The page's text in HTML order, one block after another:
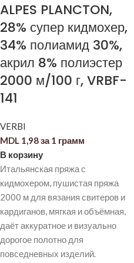
ALPES PLANCTON,
28% супер кидмохер,
34% полиамид 30%,
акрил 8% полиэстер
2000 м/100 г, VRBF-
141
VERBI
MDL 1,98за 1 грамм
В корзину
Итальянская пряжа с
кидмохером, пушистая пряжа
2000 м для вязания свитеров и
кардиганов, мягкая и объёмная,
даёт аккуратное и визуально
дорогое полотно для
повседневных изделий.